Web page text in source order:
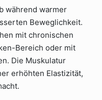
während warmer
Beweglichkeit.
mit chronischen
Bereich oder mit
Die Muskulatur
erhöhten Elastizität,